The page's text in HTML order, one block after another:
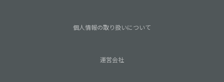
個人情報の取り扱いについて
運営会社